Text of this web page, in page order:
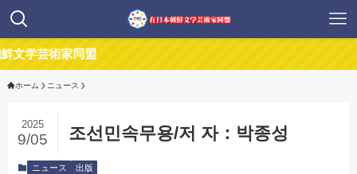
ホーム ニュース
조선민속무용/저 자：박종성
2025
9/05
ニュース 出版